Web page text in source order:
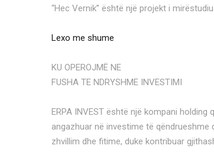
“Hec Vernik” është një projekt i
Lexo me shume
KU OPEROJMË NE
FUSHA TE NDRYSHME INVESTIMI
ERPA INVEST është një kompani
angazhuar në investime të
zhvillim dhe fitime, duke kontribuar